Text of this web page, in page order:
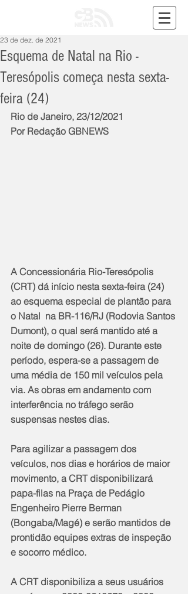
Esquema de Natal na Rio -
Teresópolis começa nesta sexta-
feira (24)
23 de dez. de 2021
Rio de Janeiro, 23/12/2021
Por Redação GBNEWS
A Concessionária Rio-Teresópolis
(CRT) dá início nesta sexta-feira (24)
ao esquema especial de plantão para
o Natal  na BR-116/RJ (Rodovia Santos
Dumont), o qual será mantido até a
noite de domingo (26). Durante este
período, espera-se a passagem de
uma média de 150 mil veículos pela
via. As obras em andamento com
interferência no tráfego serão
suspensas nestes dias.
Para agilizar a passagem dos
veículos, nos dias e horários de maior
movimento, a CRT disponibilizará
papa-filas na Praça de Pedágio
Engenheiro Pierre Berman
(Bongaba/Magé) e serão mantidos de
prontidão equipes extras de inspeção
e socorro médico.
A CRT disponibiliza a seus usuários